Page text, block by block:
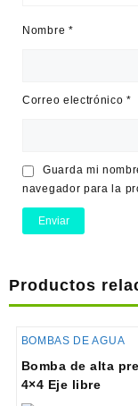
Nombre *
Correo electrónico*
Guarda mi
navegador para la
Productos
BOMBAS DE AGUA
Bomba de alta
4×4 Eje libre